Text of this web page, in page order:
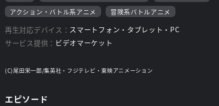
アクション・バトル系アニメ
冒険系バトルアニメ
再生対応デバイス： スマートフォン・タブレット・PC
サービス提供： ビデオマーケット
(C)尾田栄一郎/集英社・フジテレビ・東映アニメーション
エピソード